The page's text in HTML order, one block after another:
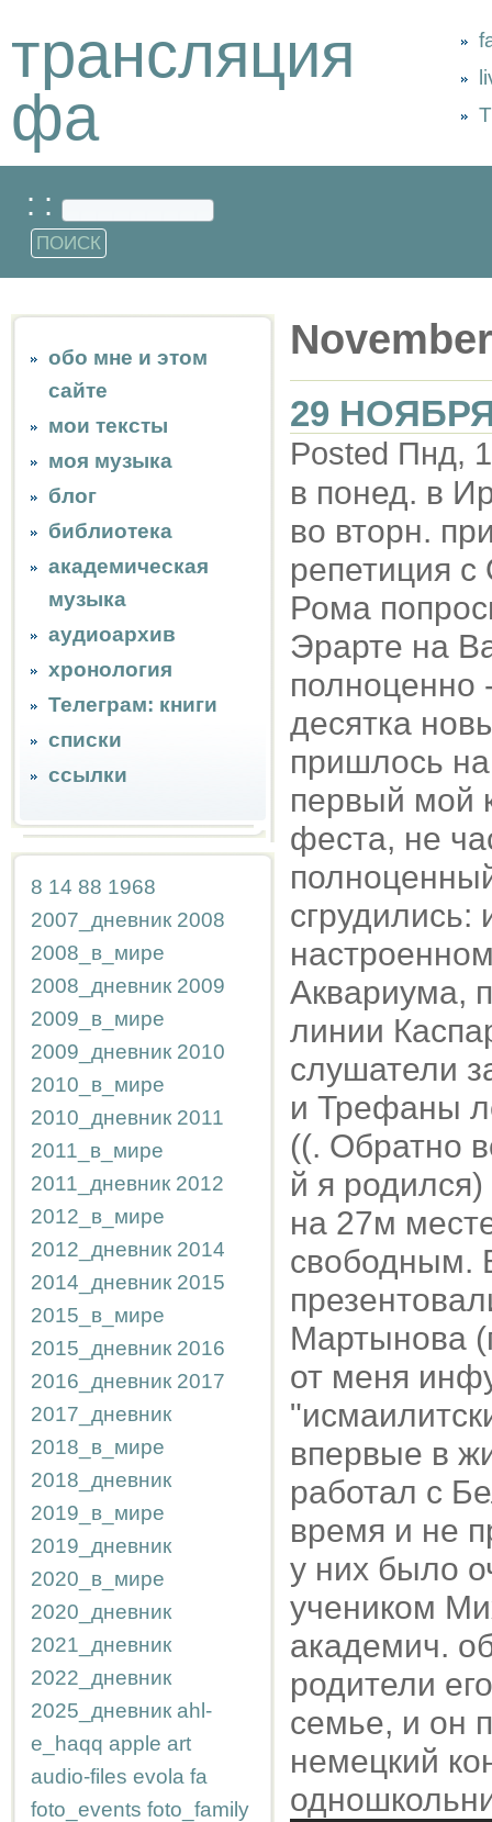
трансляция
фа
: :
обо мне и этом
сайте
мои тексты
моя музыка
блог
библиотека
академическая
музыка
аудиоархив
хронология
Телеграм: книги
списки
ссылки
8 14 88 1968
2007_дневник 2008
2008_в_мире
2008_дневник 2009
2009_в_мире
2009_дневник 2010
2010_в_мире
2010_дневник 2011
2011_в_мире
2011_дневник 2012
2012_в_мире
2012_дневник 2014
2014_дневник 2015
2015_в_мире
2015_дневник 2016
2016_дневник 2017
2017_дневник
2018_в_мире
2018_дневник
2019_в_мире
2019_дневник
2020_в_мире
2020_дневник
2021_дневник
2022_дневник
2025_дневник ahl-
e_haqq apple art
audio-files evola fa
foto_events foto_family
29
Posted Пнд,
в понед. в
во вторн.
репетиция
Рома
Эрарте на
полноценно
десятка
пришлось
первый мой
феста, не
Аквариума,
линии
слушатели
и Трефаны
((. Обратно
й я
на 27м
свободным.
Мартынова
от меня
впервые в
работал с
время и не
у них было
учеником
академич.
родители
семье, и он
немецкий